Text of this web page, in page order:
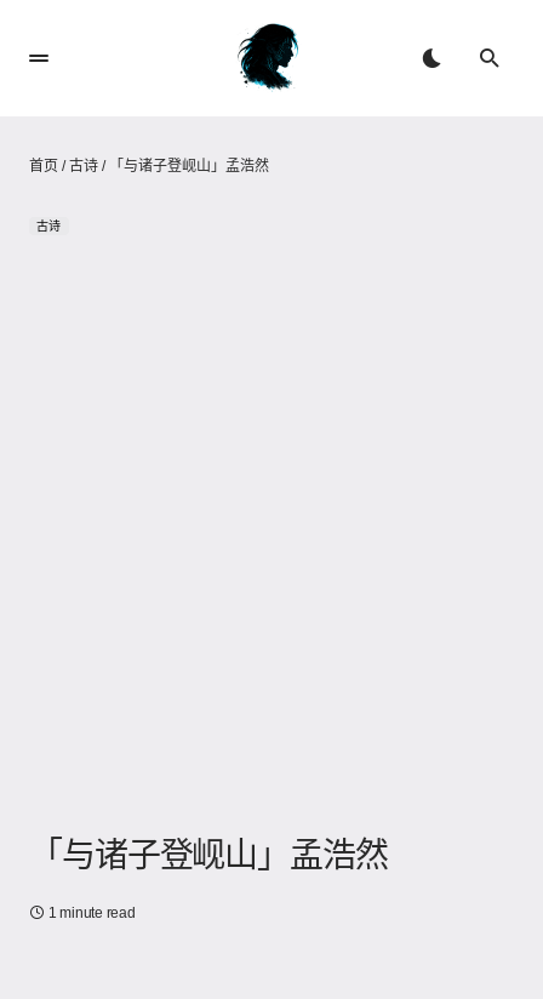
首页 /古诗 / 「与诸子登岘山」孟浩然
古诗
「与诸子登岘山」孟浩然
1 minute read